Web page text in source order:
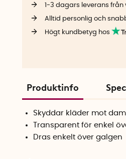
1-3 dagars leverans från
Alltid personlig och
Högt kundbetyg hos
Produktinfo
Skyddar kläder mot
Transparent för enkel
Dras enkelt över galgen